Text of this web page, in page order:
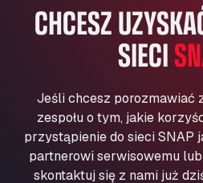
AP7 Salida 2, C/
Andamur Pamplona
A-15 Salida Imarcoain, 31119
Andamur San Roman II
Aut A1 Exit 385, 01207
Anglia Motel
Washway Road, PE12 8LT
Anpol Sp. z o.o.
Ul. Torunska 147, 85884
CHCESZ
SIECI
Jeśli chcesz porozmawiać
zespołu o tym, jakie
przystąpienie do sieci SNAP
partnerowi serwisowemu
skontaktuj się z nami już